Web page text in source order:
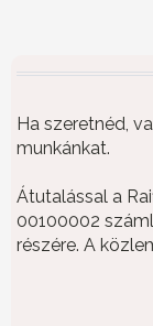
Ha szeretnéd,
munkánkat.
Átutalással a
00100002
részére. A